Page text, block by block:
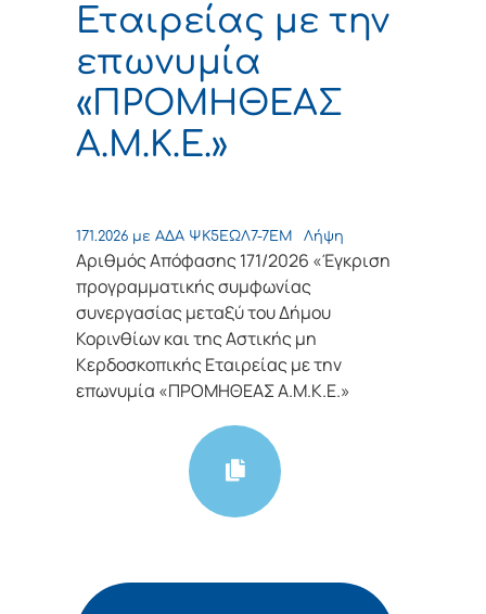
Εταιρείας με την
επωνυμία
«ΠΡΟΜΗΘΕΑΣ
Α.Μ.Κ.Ε.»
171.2026 με ΑΔΑ ΨΚ5ΕΩΛ7-7ΕΜ Λήψη
Αριθμός Απόφασης 171/2026 «Έγκριση
προγραμματικής συμφωνίας
συνεργασίας μεταξύ του Δήμου
Κορινθίων και της Αστικής μη
Κερδοσκοπικής Εταιρείας με την
επωνυμία «ΠΡΟΜΗΘΕΑΣ Α.Μ.Κ.Ε.»